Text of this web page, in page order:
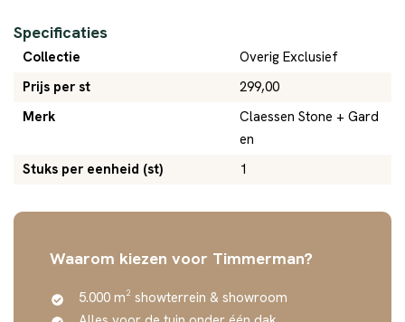
Specificaties
Collectie
Overig Exclusief
Prijs per st
299,00
Merk
Claessen Stone + Gard
en
Stuks per eenheid (st)
1
Waarom kiezen voor Timmerman?
5.000 m² showterrein & showroom